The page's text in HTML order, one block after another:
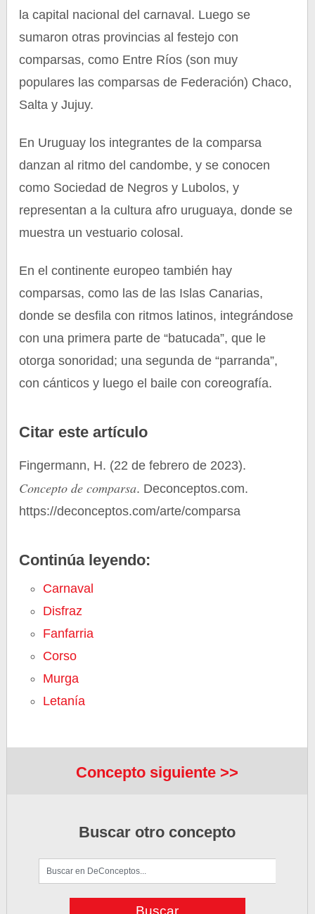
la capital nacional del carnaval. Luego se
sumaron otras provincias al festejo con
comparsas, como Entre Ríos (son muy
populares las comparsas de Federación) Chaco,
Salta y Jujuy.
En Uruguay los integrantes de la comparsa
danzan al ritmo del candombe, y se conocen
como Sociedad de Negros y Lubolos, y
representan a la cultura afro uruguaya, donde se
muestra un vestuario colosal.
En el continente europeo también hay
comparsas, como las de las Islas Canarias,
donde se desfila con ritmos latinos, integrándose
con una primera parte de “batucada”, que le
otorga sonoridad; una segunda de “parranda”,
con cánticos y luego el baile con coreografía.
Citar este artículo
Fingermann, H. (22 de febrero de 2023).
Concepto de comparsa. Deconceptos.com.
https://deconceptos.com/arte/comparsa
Continúa leyendo:
Carnaval
Disfraz
Fanfarria
Corso
Murga
Letanía
Concepto siguiente >>
Buscar otro concepto